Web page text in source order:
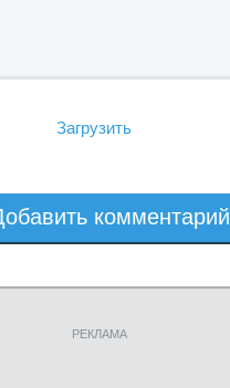
Загрузить
комментарий
РЕКЛАМА